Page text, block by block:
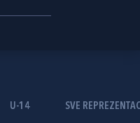
U-14 SVE